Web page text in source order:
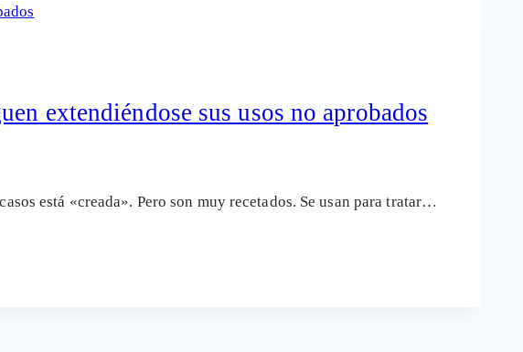
extendiéndose sus usos no aprobados
está «creada». Pero son muy recetados. Se usan para tratar…